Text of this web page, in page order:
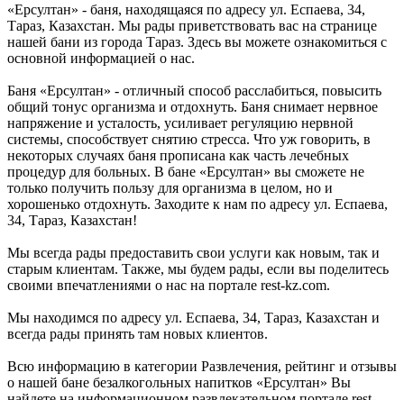
«Ерсултан» - баня, находящаяся по адресу ул. Еспаева, 34,
Тараз, Казахстан. Мы рады приветствовать вас на странице
нашей бани из города Тараз. Здесь вы можете ознакомиться с
основной информацией о нас.
Баня «Ерсултан» - отличный способ расслабиться, повысить
общий тонус организма и отдохнуть. Баня снимает нервное
напряжение и усталость, усиливает регуляцию нервной
системы, способствует снятию стресса. Что уж говорить, в
некоторых случаях баня прописана как часть лечебных
процедур для больных. В бане «Ерсултан» вы сможете не
только получить пользу для организма в целом, но и
хорошенько отдохнуть. Заходите к нам по адресу ул. Еспаева,
34, Тараз, Казахстан!
Мы всегда рады предоставить свои услуги как новым, так и
старым клиентам. Также, мы будем рады, если вы поделитесь
своими впечатлениями о нас на портале rest-kz.com.
Мы находимся по адресу ул. Еспаева, 34, Тараз, Казахстан и
всегда рады принять там новых клиентов.
Всю информацию в категории Развлечения, рейтинг и отзывы
о нашей бане безалкогольных напитков «Ерсултан» Вы